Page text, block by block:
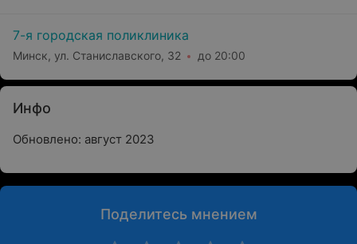
7-я городская поликлиника
Минск, ул. Станиславского, 32 до 20:00
Инфо
Обновлено: август 2023
Поделитесь мнением